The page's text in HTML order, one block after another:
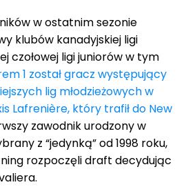
w ostatnim sezonie
klubów kanadyjskiej ligi
czołowej ligi juniorów w tym
1 został gracz występujący
lig młodzieżowych w
Lafrenière, który trafił do New
zawodnik urodzony w
z “jedynką” od 1998 roku,
rozpoczęli draft decydując